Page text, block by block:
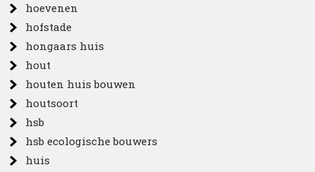
hoevenen
hofstade
hongaars huis
hout
houten huis bouwen
houtsoort
hsb
hsb ecologische bouwers
huis